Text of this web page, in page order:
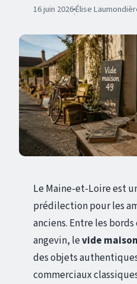
16 juin 2026·Élise
Le Maine-et-Loire est
prédilection pour les
anciens. Entre les
angevin, levide
des objets
commerciaux